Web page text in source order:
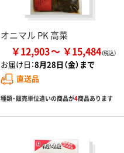
オニマル PK 高菜
￥12,903 ￥15,484
お届け日：8月28日（金）まで
直送品
種類・販売単位違いの商品が4商品あります